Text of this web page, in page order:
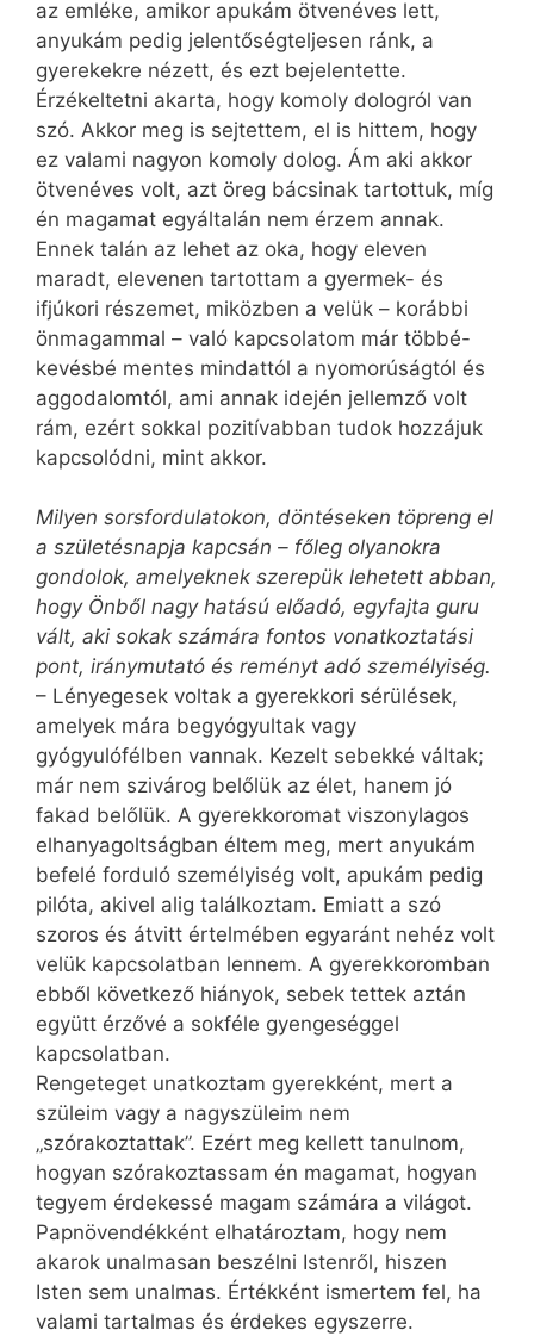
az emléke, amikor apukám ötvenéves lett,
anyukám pedig jelentőségteljesen ránk, a
gyerekekre nézett, és ezt bejelentette.
Érzékeltetni akarta, hogy komoly dologról van
szó. Akkor meg is sejtettem, el is hittem, hogy
ez valami nagyon komoly dolog. Ám aki akkor
ötvenéves volt, azt öreg bácsinak tartottuk, míg
én magamat egyáltalán nem érzem annak.
Ennek talán az lehet az oka, hogy eleven
maradt, elevenen tartottam a gyermek- és
ifjúkori részemet, miközben a velük – korábbi
önmagammal – való kapcsolatom már többé-
kevésbé mentes mindattól a nyomorúságtól és
aggodalomtól, ami annak idején jellemző volt
rám, ezért sokkal pozitívabban tudok hozzájuk
kapcsolódni, mint akkor.
Milyen sorsfordulatokon, döntéseken töpreng el
a születésnapja kapcsán – főleg olyanokra
gondolok, amelyeknek szerepük lehetett abban,
hogy Önből nagy hatású előadó, egyfajta guru
vált, aki sokak számára fontos vonatkoztatási
pont, iránymutató és reményt adó személyiség.
– Lényegesek voltak a gyerekkori sérülések,
amelyek mára begyógyultak vagy
gyógyulófélben vannak. Kezelt sebekké váltak;
már nem szivárog belőlük az élet, hanem jó
fakad belőlük. A gyerekkoromat viszonylagos
elhanyagoltságban éltem meg, mert anyukám
befelé forduló személyiség volt, apukám pedig
pilóta, akivel alig találkoztam. Emiatt a szó
szoros és átvitt értelmében egy­aránt nehéz volt
velük kapcsolatban lennem. A gyerekkoromban
ebből következő hiányok, sebek tettek aztán
együtt érzővé a sokféle gyengeséggel
kapcsolatban.
Rengeteget unatkoztam gyerekként, mert a
szüleim vagy a nagyszüleim nem
„szórakoztattak”. Ezért meg kellett tanulnom,
hogyan szórakoztassam én magamat, hogyan
tegyem érdekessé magam számára a világot.
Papnövendékként elhatároztam, hogy nem
akarok unalmasan beszélni Istenről, hiszen
Isten sem unalmas. Értékként ismertem fel, ha
valami tartalmas és érdekes egyszerre.